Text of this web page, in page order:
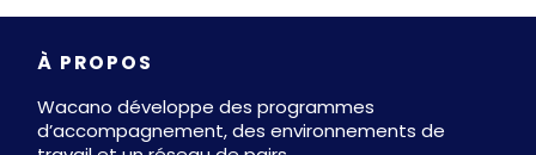
le
guide
complet
À PROPOS
Wacano développe des programmes
d’accompagnement, des environnements de